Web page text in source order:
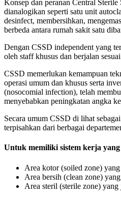
Konsep dan peranan Central
dianalogikan seperti satu unit
desinfect, membersihkan,
berbeda antara rumah sakit satu
Dengan CSSD independent yang
oleh staff khusus dan berjalan
CSSD memerlukan kemampuan
operasi umum dan khusus serta
(nosocomial infection), telah
menyebabkan peningkatan angka
Secara umum CSSD di lihat
terpisahkan dari berbagai
Untuk memiliki sistem kerja
Area kotor (soiled zone)
Area bersih (clean zone)
Area steril (sterile zone)